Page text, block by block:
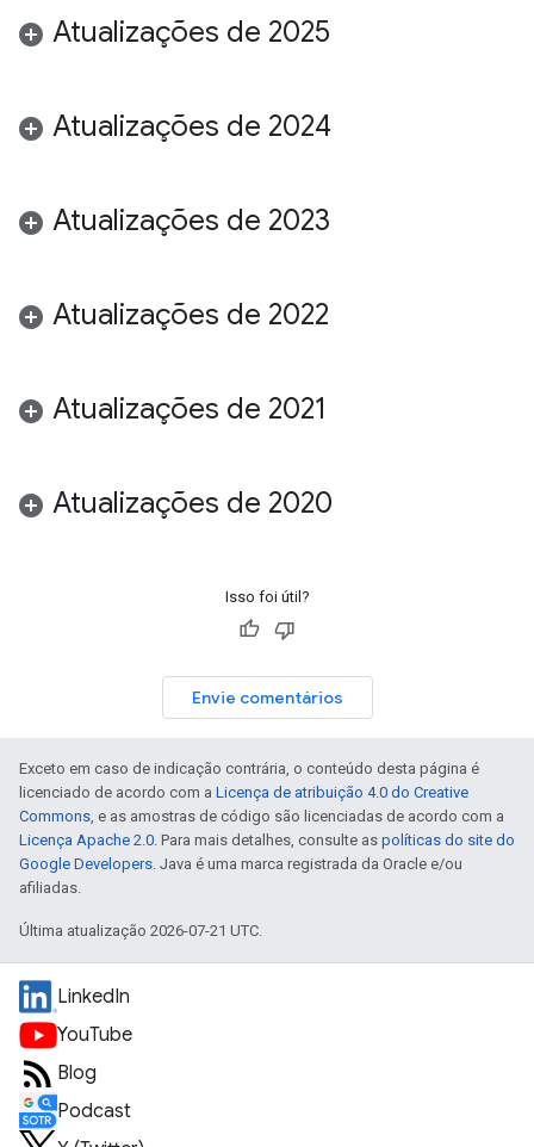
Atualizações de 2025
Atualizações de 2024
Atualizações de 2023
Atualizações de 2022
Atualizações de 2021
Atualizações de 2020
Isso foi útil?
Envie comentários
Exceto em caso de indicação contrária, o conteúdo desta página é
licenciado de acordo com a Licença de atribuição 4.0 do Creative
Commons, e as amostras de código são licenciadas de acordo com a
Licença Apache 2.0. Para mais detalhes, consulte as políticas do site do
Google Developers. Java é uma marca registrada da Oracle e/ou
afiliadas.
Última atualização 2026-07-21 UTC.
LinkedIn
YouTube
Blog
Podcast